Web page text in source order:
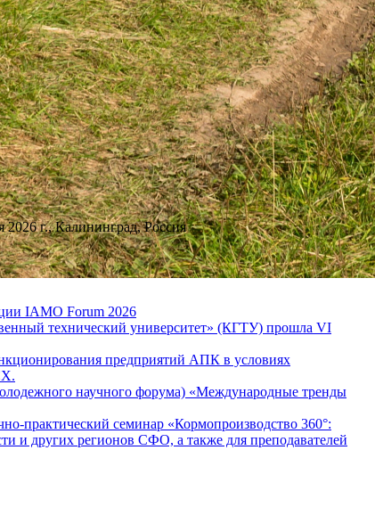
г., Калининград, Россия
IAMO Forum 2026
технический университет» (КГТУ) прошла VI
предприятий АПК в условиях
научного форума) «Международные тренды
семинар «Кормопроизводство 360°:
и других регионов СФО, а также для преподавателей